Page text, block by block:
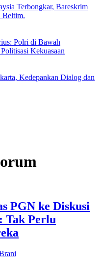
Terbongkar, Bareskrim
Beltim.
Polri di Bawah
Kekuasaan
Kedepankan Dialog dan
PGN ke Diskusi
Tak Perlu